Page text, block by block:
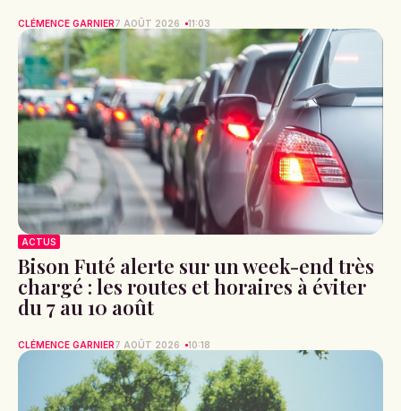
CLÉMENCE GARNIER7 AOÛT 2026 11:03
ACTUS
Bison Futé alerte sur un week-end très
chargé : les routes et horaires à éviter
du 7 au 10 août
CLÉMENCE GARNIER7 AOÛT 2026 10:18